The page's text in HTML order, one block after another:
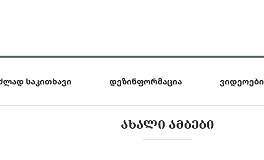
საკითხავი დეზინფორმაცია ვიდეოები
ᲐᲮᲐᲚᲘ ᲐᲛᲑᲔᲑᲘ